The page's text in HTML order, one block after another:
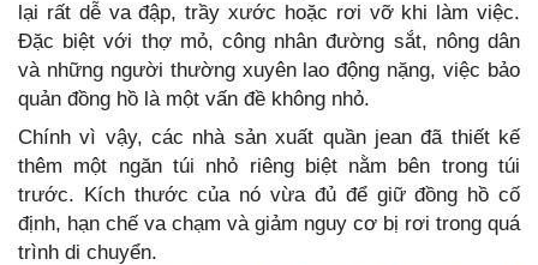
lại rất dễ va đập, trầy xước hoặc rơi vỡ khi làm việc.
Đặc biệt với thợ mỏ, công nhân đường sắt, nông dân
và những người thường xuyên lao động nặng, việc bảo
quản đồng hồ là một vấn đề không nhỏ.
Chính vì vậy, các nhà sản xuất quần jean đã thiết kế
thêm một ngăn túi nhỏ riêng biệt nằm bên trong túi
trước. Kích thước của nó vừa đủ để giữ đồng hồ cố
định, hạn chế va chạm và giảm nguy cơ bị rơi trong quá
trình di chuyển.